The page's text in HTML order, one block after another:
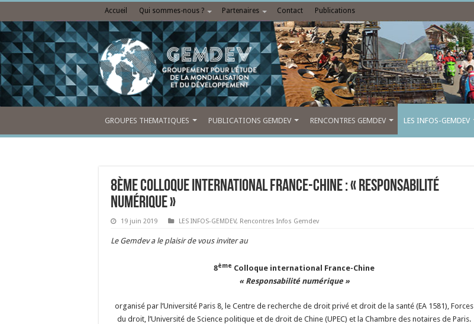
Accueil Qui sommes-nous ? Partenaires Contact Publications
GROUPES THEMATIQUES PUBLICATIONS GEMDEV RENCONTRES GEMDEV LES INFOS-GEMDEV
8ème Colloque international France-Chine : « Responsabilité
numérique »
19 juin 2019 LES INFOS-GEMDEV, Rencontres Infos Gemdev
Le Gemdev a le plaisir de vous inviter au
8ème Colloque international France-Chine
« Responsabilité numérique »
organisé par l’Université Paris 8, le Centre de recherche de droit privé et droit de la santé (EA 1581), Forces
du droit, l’Université de Science politique et de droit de Chine (UPEC) et la Chambre des notaires de Paris.